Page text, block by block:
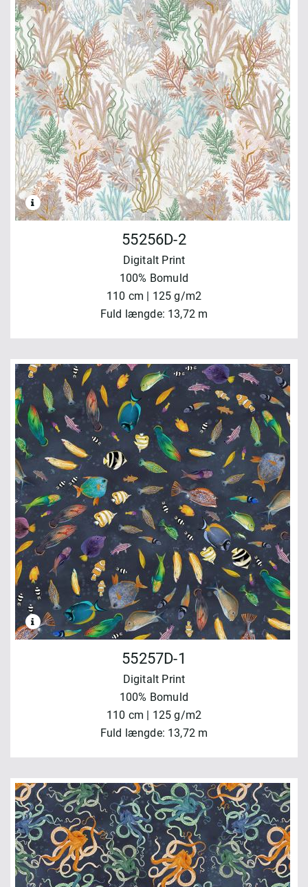
55256D-2
Digitalt Print
100% Bomuld
110 cm | 125 g/m2
Fuld længde: 13,72 m
55257D-1
Digitalt Print
100% Bomuld
110 cm | 125 g/m2
Fuld længde: 13,72 m